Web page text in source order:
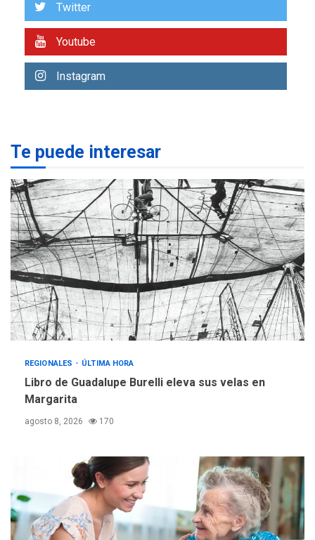
7
2
Margarita será sede de
para aprender a atender
adultos mayores
3
REGIONALES ÚLTIMA HORA
Mariño fortalece capacidad
operativa con flota
vehicular de 60 unidades
adquiridas en un año de
gestión
4
REGIONALES ÚLTIMA HORA
«Juan Bautista Arismendi» a
la altura de Macho Muerto
trabajan en diplomado para
creación y manejo de
estadísticas de turismo
Twitter
Youtube
Instagram
Te puede interesar
REGIONALES ÚLTIMA HORA
Libro de Guadalupe Burelli eleva sus velas en
Margarita
agosto 8, 2026 170